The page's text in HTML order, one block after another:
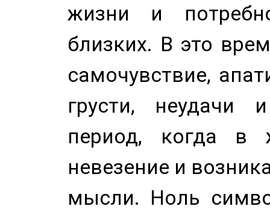
жизни и
близких. В это
самочувствие,
грусти, неудачи
период, когда в
невезение и
мысли. Ноль